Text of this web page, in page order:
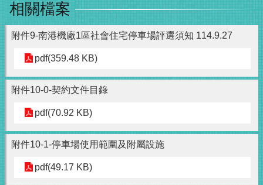
相關檔案
附件9-南港機廠1區社會住宅停車場評選須知 114.9.27
pdf(359.48 KB)
附件10-0-契約文件目錄
pdf(70.92 KB)
附件10-1-停車場使用範圍及附屬設施
pdf(49.17 KB)